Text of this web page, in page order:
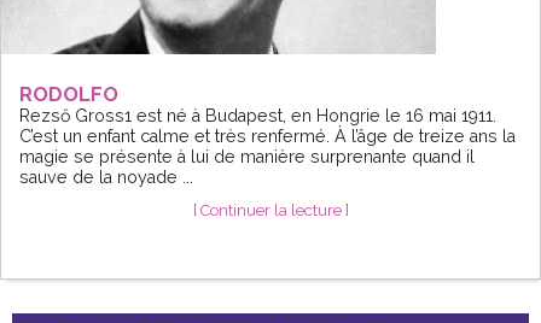
RODOLFO
Rezső Gross1 est né à Budapest, en Hongrie le 16 mai 1911.
C’est un enfant calme et très renfermé. À l’âge de treize ans la
magie se présente à lui de manière surprenante quand il
sauve de la noyade ...
[ Continuer la lecture ]